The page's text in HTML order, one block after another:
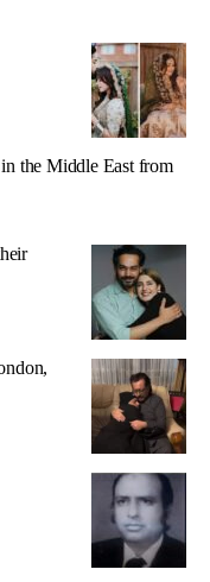
the Middle East from